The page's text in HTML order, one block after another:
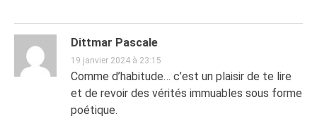
Dittmar Pascale
19 janvier 2024 à 23:15
Comme d’habitude… c’est un plaisir de te lire
et de revoir des vérités immuables sous forme
poétique.